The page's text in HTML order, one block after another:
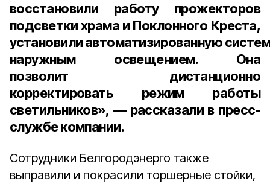
восстановили работу прожекторов
подсветки храма и Поклонного Креста,
установили автоматизированную
наружным освещением. Она
позволит дистанционно
корректировать режим работы
светильников», — рассказали в пресс-
службе компании.
Сотрудники Белгородэнерго также
выправили и покрасили торшерные стойки,